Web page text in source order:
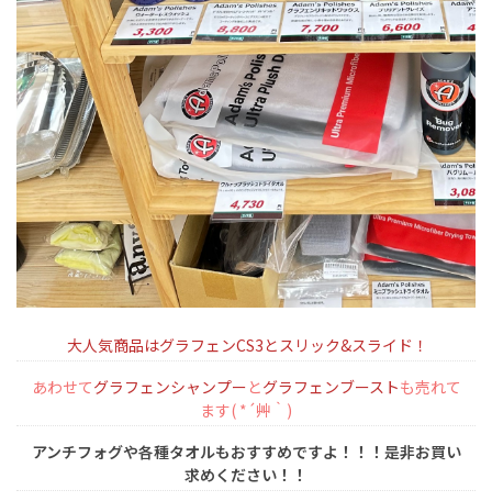
大人気商品はグラフェンCS3とスリック&スライド！
あわせてグラフェンシャンプー とグラフェンブーストも売れて
ます( *´艸｀)
アンチフォグや各種タオルもおすすめですよ！！！是非お買い
求めください！！